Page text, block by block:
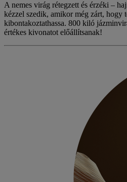
A nemes virág rétegzett és érzéki –
kézzel szedik, amikor még zárt, hogy
kibontakoztathassa. 800 kiló
értékes kivonatot előállítsanak!